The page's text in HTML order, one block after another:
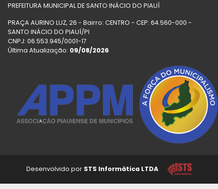
PREFEITURA MUNICIPAL DE SANTO INÁCIO DO PIAUÍ
PRAÇA AURINO LUZ, 26 - Bairro: CENTRO - CEP: 64.560-000 -
SANTO INÁCIO DO PIAUÍ/PI
CNPJ: 06.553.945/0001-17
Última Atualização: 09/08/2026
Desenvolvido por STS Informática LTDA